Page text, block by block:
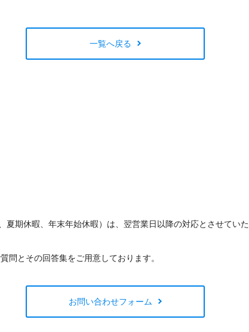
一覧へ戻る
期休暇、年末年始休暇）は、翌営業日以降の対応とさせていた
とその回答集をご用意しております。
お問い合わせフォーム